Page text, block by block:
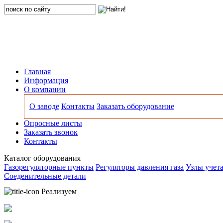
Главная
Информация
О компании
О заводе Контакты Заказать оборудование
Опросные листы
Заказать звонок
Контакты
Каталог оборудования
Газорегуляторные пункты Регуляторы давления газа Узлы
Соеденительные детали
Реализуем